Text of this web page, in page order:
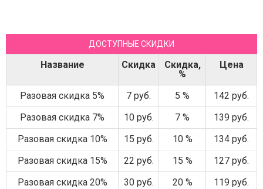
ДОСТУПНЫЕ СКИДКИ
Название Скидка
Скидка,
%
Цена
Разовая скидка 5% 7 руб. 5 %
142 руб.
Разовая скидка 7%
10 руб. 7 %
139 руб.
Разовая скидка 10%
15 руб. 10 %
134 руб.
Разовая скидка 15%
22 руб. 15 %
127 руб.
Разовая скидка 20%
30 руб. 20 %
119 руб.